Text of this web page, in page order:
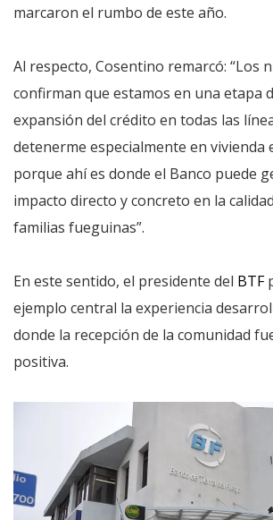
marcaron el rumbo de este año.
Al respecto, Cosentino remarcó: “Los
confirman que estamos en una etapa
expansión del crédito en todas las
detenerme especialmente en
porque ahí es donde el Banco puede
impacto directo y concreto en la
familias fueguinas”.
En este sentido, el presidente del BTF
ejemplo central la experiencia
donde la recepción de la comunidad
positiva.